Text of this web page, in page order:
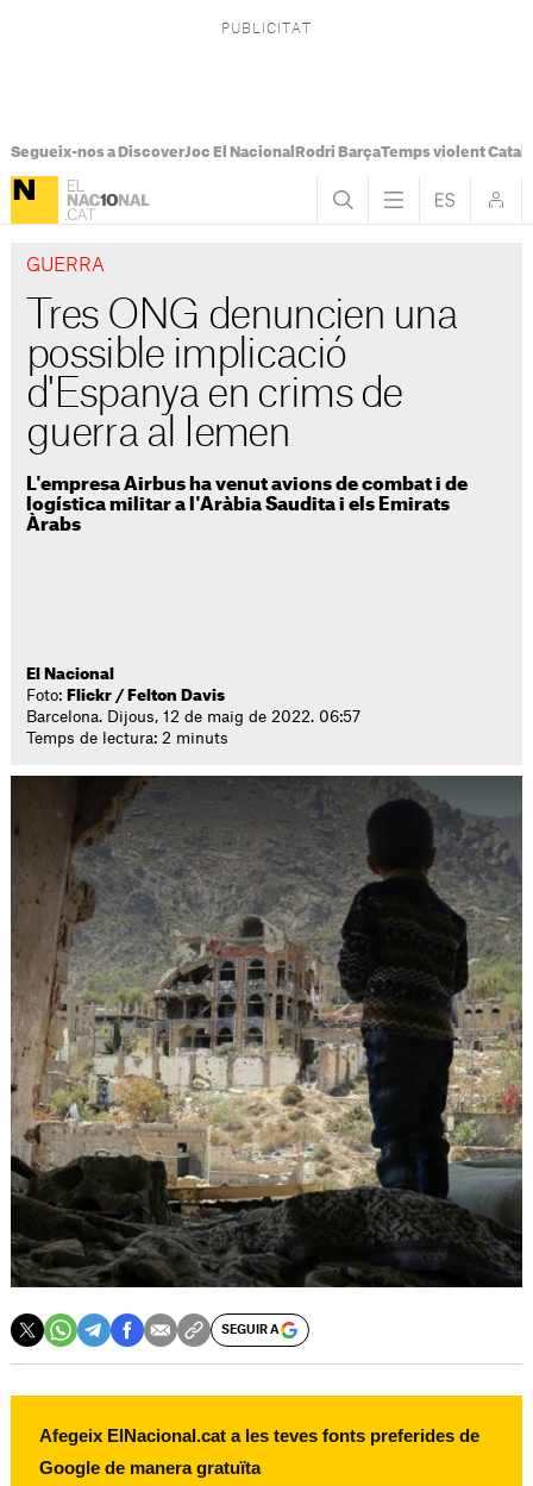
Segueix-nos a DiscoverJoc El Nacional Rodri BarçaTemps violent
GUERRA
Tres ONG denuncien una
possible implicació
d'Espanya en crims de
guerra al Iemen
L'empresa Airbus ha venut avions de combat i de
logística militar a l'Aràbia Saudita i els Emirats
Àrabs
El Nacional
Foto: Flickr / Felton Davis
Barcelona. Dijous, 12 de maig de 2022. 06:57
Temps de lectura: 2 minuts
SEGUIR A
Afegeix ElNacional.cat a les teves fonts preferides de
Google de manera gratuïta